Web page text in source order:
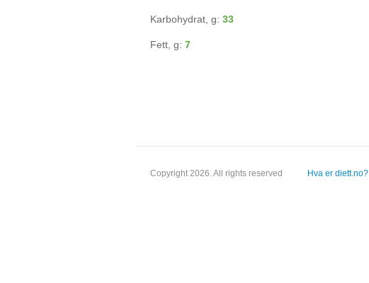
Karbohydrat, g: 33
Fett, g: 7
Copyright 2026. All rights reserved Hva er diett.no?